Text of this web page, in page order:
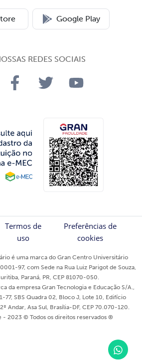
Google Play
REDES SOCIAIS
Termos de
uso
Preferências de
cookies
é uma marca do Gran Centro Universitário
97, com Sede na Rua Luiz Parigot de Souza,
Paraná, PR, CEP 81070-050.
da empresa Gran Tecnologia e Educação S/A.,
SBS Quadra 02, Bloco J, Lote 10, Edifício
Andar, Asa Sul, Brasília-DF, CEP 70.070-120.
- 2023 © Todos os direitos reservados ®